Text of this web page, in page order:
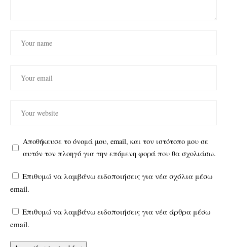
Αποθήκευσε το όνομά μου, email, και τον ιστότοπο μου σε
αυτόν τον πλοηγό για την επόμενη φορά που θα σχολιάσω.
Επιθυμώ να λαμβάνω ειδοποιήσεις για νέα σχόλια μέσω
email.
Επιθυμώ να λαμβάνω ειδοποιήσεις για νέα άρθρα μέσω
email.